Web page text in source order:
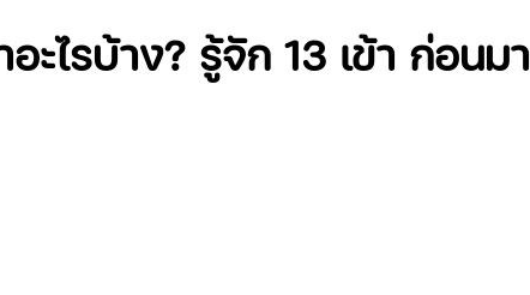
ะไรบ้าง? รู้จัก 13 เข้า ก่อนมา